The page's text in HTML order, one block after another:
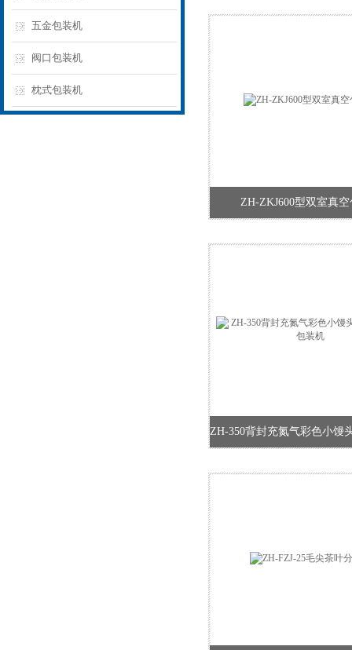
五金包装机
阀口包装机
枕式包装机
ZH-ZKJ600型双室真